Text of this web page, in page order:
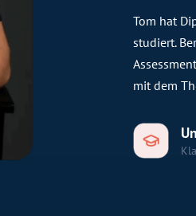
Tom hat
studiert.
mit dem